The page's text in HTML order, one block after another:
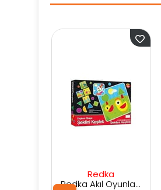
Redka Akıl Oyunları Şeklini Keşfet